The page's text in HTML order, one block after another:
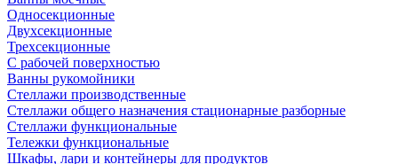
Односекционные
Двухсекционные
Трехсекционные
С рабочей поверхностью
Ванны рукомойники
Стеллажи производственные
Стеллажи общего назначения стационарные разборные
Стеллажи функциональные
Тележки функциональные
Шкафы, лари и контейнеры для продуктов